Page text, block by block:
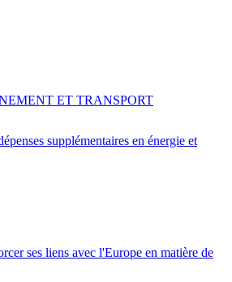
supplémentaires en énergie et
ET TRANSPORT
ses liens avec l'Europe en matière de